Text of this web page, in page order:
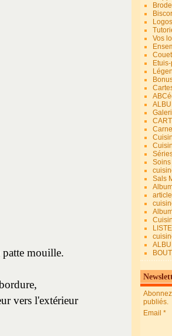
mouille.
vers l'extérieur
Vos
Sals
article
publiés.
Email